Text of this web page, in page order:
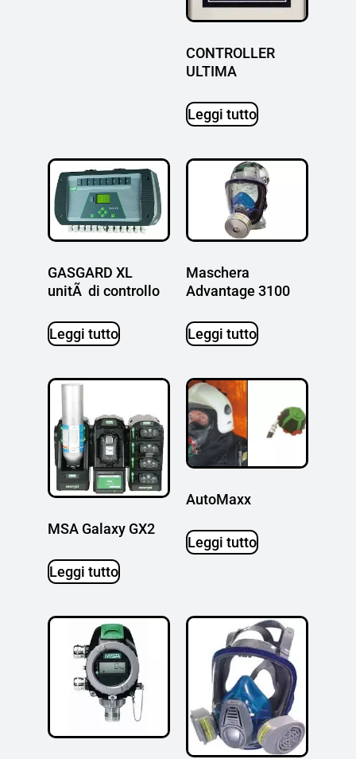
CONTROLLER
ULTIMA
Leggi tutto
GASGARD XL
unitÃ di controllo
Leggi tutto
Maschera
Advantage 3100
Leggi tutto
MSA Galaxy GX2
Leggi tutto
AutoMaxx
Leggi tutto